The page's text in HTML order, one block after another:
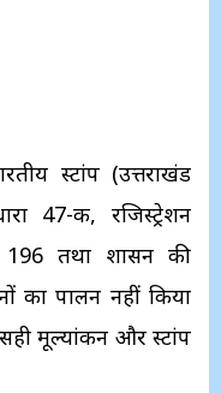
स्टांप (उत्तराखंड
47-क, रजिस्ट्रेशन
तथा शासन की
का पालन नहीं किया
मूल्यांकन और स्टांप